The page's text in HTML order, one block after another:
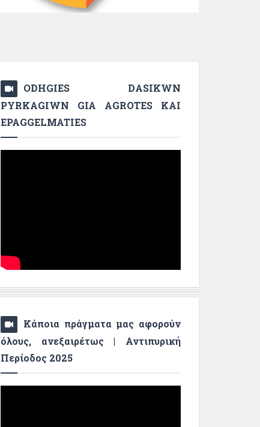
ODHGIES DASIKWN
PYRKAGIWN GIA AGROTES KAI
EPAGGELMATIES
Κάποια πράγματα μας αφορούν
όλους, ανεξαιρέτως | Αντιπυρική
Περίοδος 2025